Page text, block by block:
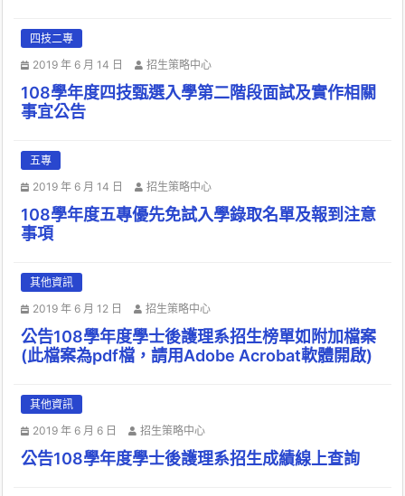
四技二專
2019 年 6 月 14 日
招生策略中心
108學年度四技甄選入學第二階段面試及實作相關
事宜公告
五專
2019 年 6 月 14 日
招生策略中心
108學年度五專優先免試入學錄取名單及報到注意
事項
其他資訊
2019 年 6 月 12 日
招生策略中心
公告108學年度學士後護理系招生榜單如附加檔案
(此檔案為pdf檔，請用Adobe Acrobat軟體開啟)
其他資訊
2019 年 6 月 6 日
招生策略中心
公告108學年度學士後護理系招生成績線上查詢